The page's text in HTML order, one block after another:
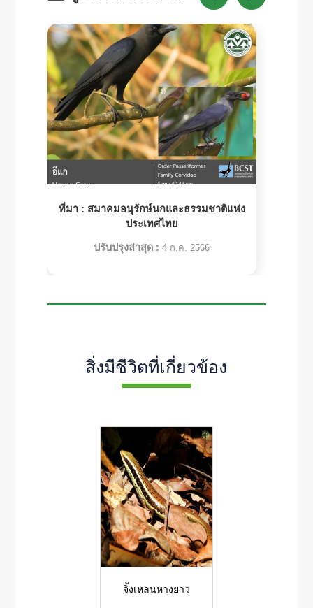
ที่มา : สมาคมอนุรักษ์นกและธรรมชาติแห่ง
ประเทศไทย
ปรับปรุงล่าสุด : 4 ก.ค. 2566
สิ่งมีชีวิตที่เกี่ยวข้อง
จิ้งเหลนหางยาว